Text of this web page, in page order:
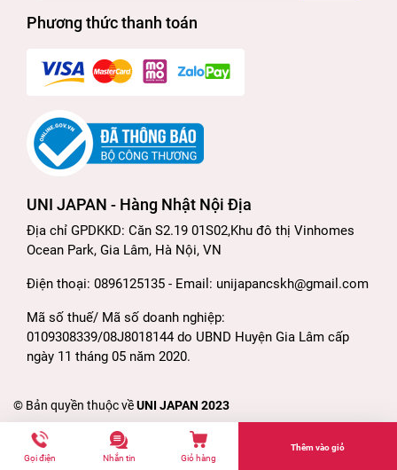
Phương thức thanh toán
UNI JAPAN - Hàng Nhật Nội Địa
Địa chỉ GPDKKD: Căn S2.19 01S02,Khu đô thị Vinhomes
Ocean Park, Gia Lâm, Hà Nội, VN
Điện thoại: 0896125135 - Email: unijapancskh@gmail.com
Mã số thuế/ Mã số doanh nghiệp:
0109308339/08J8018144 do UBND Huyện Gia Lâm cấp
ngày 11 tháng 05 năm 2020.
© Bản quyền thuộc vềUNI JAPAN 2023
Gọi điện Nhắn tin Giỏ hàng
Thêm vào giỏ